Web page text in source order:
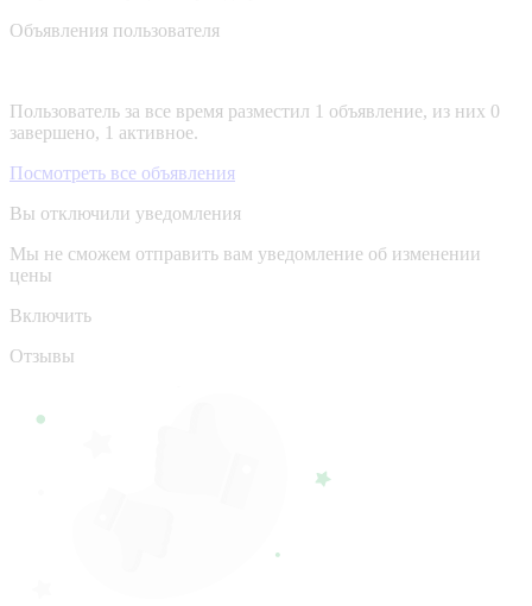
Объявления пользователя
Пользователь за все время разместил 1 объявление, из них 0
завершено, 1 активное.
Посмотреть все объявления
Вы отключили уведомления
Мы не сможем отправить вам уведомление об изменении
цены
Включить
Отзывы